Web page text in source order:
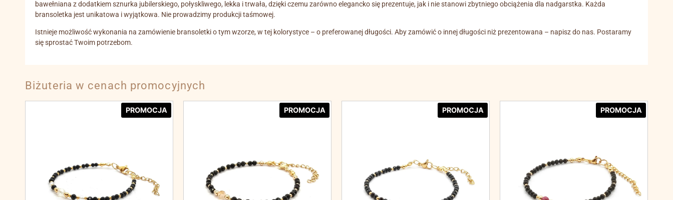
bawełniana z dodatkiem sznurka jubilerskiego, połyskliwego, lekka i trwała, dzięki czemu zarówno elegancko się prezentuje, jak i nie stanowi zbytniego obciążenia dla nadgarstka. Każda
bransoletka jest unikatowa i wyjątkowa. Nie prowadzimy produkcji taśmowej.
Istnieje możliwość wykonania na zamówienie bransoletki o tym wzorze, w tej kolorystyce – o preferowanej długości. Aby zamówić o innej długości niż prezentowana – napisz do nas. Postaramy
się sprostać Twoim potrzebom.
Biżuteria w cenach promocyjnych
PROMOCJA PROMOCJA PROMOCJA PROMOCJA